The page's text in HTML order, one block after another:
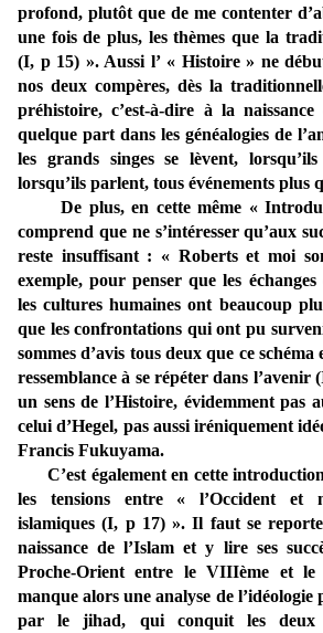
profond, plutôt que de me contenter
une fois de plus, les thèmes que la
(I, p 15) ». Aussi l’ « Histoire » ne
nos deux compères, dès la
préhistoire, c’est-à-dire à la
quelque part dans les généalogies de
les grands singes se lèvent,
lorsqu’ils parlent, tous événements plus
De plus, en cette même «
comprend que ne s’intéresser qu’aux
reste insuffisant : « Roberts et moi
exemple, pour penser que les
les cultures humaines ont beaucoup
que les confrontations qui ont pu
sommes d’avis tous deux que ce schéma
ressemblance à se répéter dans l’avenir
un sens de l’Histoire, évidemment pas
celui d’Hegel, pas aussi iréniquement
Francis Fukuyama.
C’est également en cette
les tensions entre « l’Occident et
islamiques (I, p 17) ». Il faut se
naissance de l’Islam et y lire ses
Proche-Orient entre le VIIIème et
manque alors une analyse de
par le jihad, qui conquit les